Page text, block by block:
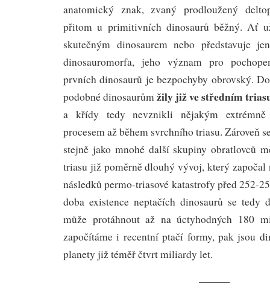
anatomický znak, zvaný prodloužený
přitom u primitivních dinosaurů běžný. Ať
skutečným dinosaurem nebo představuje
dinosauromorfa, jeho význam pro
prvních dinosaurů je bezpochyby obrovský.
podobné dinosaurůmžily již ve středním
a křídy tedy nevznikli nějakým
procesem až během svrchního triasu. Zároveň
stejně jako mnohé další skupiny obratlovců
triasu již poměrně dlouhý vývoj, který započal
následků permo-triasové katastrofy před 252-
doba existence neptačích dinosaurů se tedy
může protáhnout až na úctyhodných 180
započítáme i recentní ptačí formy, pak jsou
planety již téměř čtvrt miliardy let.
———